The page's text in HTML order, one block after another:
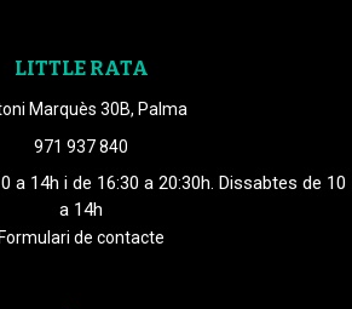
LITTLE RATA
Marquès 30B, Palma
971 937 840
a 14h i de 16:30 a 20:30h. Dissabtes de 10
a 14h
Formulari de contacte